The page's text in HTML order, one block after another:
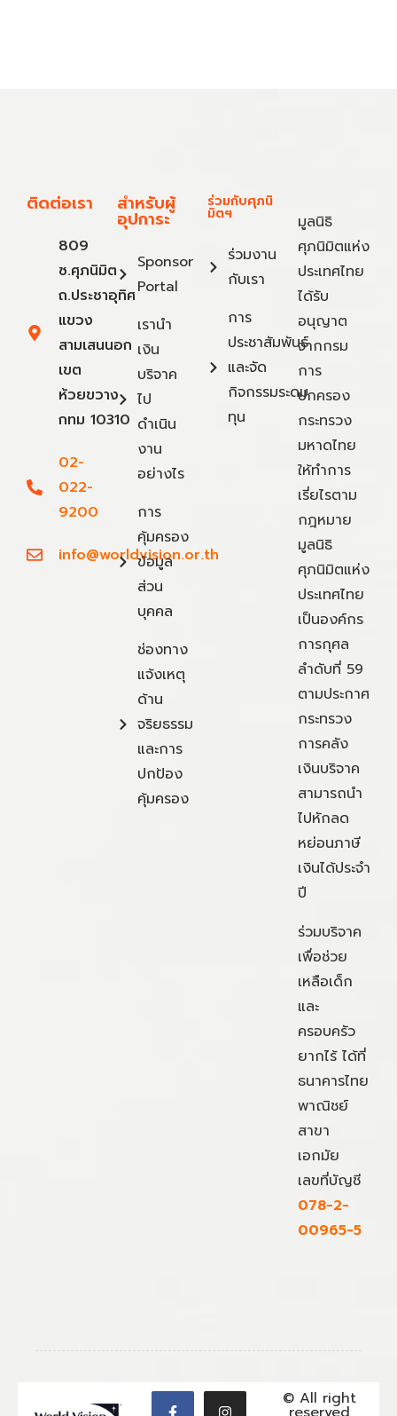
ติดต่อเรา
809
ซ.ศุภนิมิต
ถ.ประชาอุทิศ
แขวง
สามเสนนอก
เขต
ห้วยขวาง
กทม 10310
02-
022-
9200
info@worldvision.or.th
สำหรับผู้
อุปการะ
Sponsor
Portal
เรานำ
เงิน
บริจาค
ไป
ดำเนิน
งาน
อย่างไร
การ
คุ้มครอง
ข้อมูล
ส่วน
บุคคล
ช่องทาง
แจ้งเหตุ
ด้าน
จริยธรรม
และการ
ปกป้อง
คุ้มครอง
ร่วมกับศุภนิ
มิตฯ
ร่วมงาน
กับเรา
การ
ประชาสัมพันธ์
และจัด
กิจกรรมระดม
ทุน
มูลนิธิ
ศุภนิมิตแห่ง
ประเทศไทย
ได้รับ
อนุญาต
จากกรม
การ
ปกครอง
กระทรวง
มหาดไทย
ให้ทำการ
เรี่ยไรตาม
กฎหมาย
มูลนิธิ
ศุภนิมิตแห่ง
ประเทศไทย
เป็นองค์กร
การกุศล
ลำดับที่ 59
ตามประกาศ
กระทรวง
การคลัง
เงินบริจาค
สามารถนำ
ไปหักลด
หย่อนภาษี
เงินได้ประจำ
ปี
ร่วมบริจาค
เพื่อช่วย
เหลือเด็ก
และ
ครอบครัว
ยากไร้ ได้ที่
ธนาคารไทย
พาณิชย์
สาขา
เอกมัย
เลขที่บัญชี
078-2-
00965-5
© All right